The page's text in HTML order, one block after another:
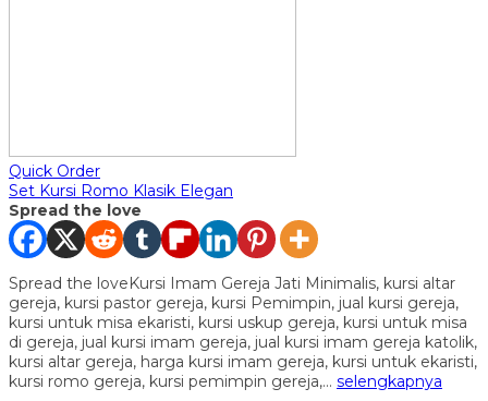
Quick Order
Set Kursi Romo Klasik Elegan
Spread the love
Spread the loveKursi Imam Gereja Jati Minimalis, kursi altar
gereja, kursi pastor gereja, kursi Pemimpin, jual kursi gereja,
kursi untuk misa ekaristi, kursi uskup gereja, kursi untuk misa
di gereja, jual kursi imam gereja, jual kursi imam gereja katolik,
kursi altar gereja, harga kursi imam gereja, kursi untuk ekaristi,
kursi romo gereja, kursi pemimpin gereja,… selengkapnya